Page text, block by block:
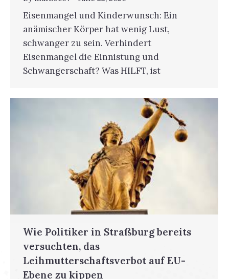
Eisenmangel und Kinderwunsch: Ein
anämischer Körper hat wenig Lust,
schwanger zu sein. Verhindert
Eisenmangel die Einnistung und
Schwangerschaft? Was HILFT, ist
Wie Politiker in Straßburg bereits
versuchten, das
Leihmutterschaftsverbot auf EU-
Ebene zu kippen